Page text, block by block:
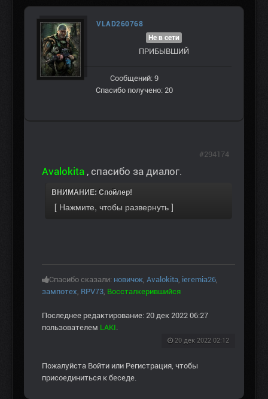
VLAD260768
Не в сети
ПРИБЫВШИЙ
Сообщений: 9
Спасибо получено: 20
Avalokita , спасибо за диалог.
ВНИМАНИЕ: Спойлер!
Спасибо сказали: новичок, Avalokita, ieremia26,
зампотех, RPV73, Воссталкерившийся
Последнее редактирование: 20 дек 2022 06:27
пользователем LAKI.
20 дек 2022 02:12
#294174
Пожалуйста Войти или Регистрация, чтобы
присоединиться к беседе.